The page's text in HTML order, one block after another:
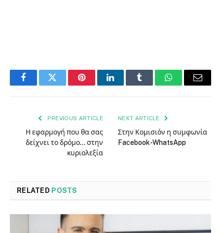
FacebookTwitter PinterestLinkedInTumblr WhatsAppEmail
PREVIOUS ARTICLE
Η εφαρμογή που θα σας
δείχνει το δρόμο… στην
κυριολεξία
NEXT ARTICLE
Στην Κομισιόν η συμφωνία
Facebook-WhatsApp
RELATED POSTS